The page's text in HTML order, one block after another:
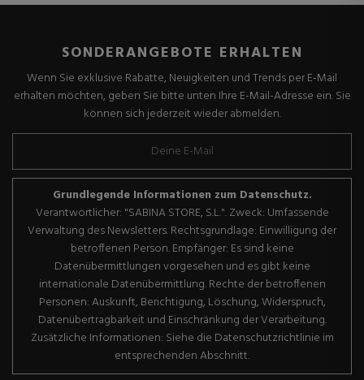
SONDERANGEBOTE ERHALTEN
Wenn Sie exklusive Rabatte, Neuigkeiten und Trends per E-Mail
erhalten möchten, geben Sie bitte unten Ihre E-Mail-Adresse ein. Sie
können sich jederzeit wieder abmelden.
Grundlegende Informationen zum Datenschutz.
Verantwortlicher: "SABINA STORE, S.L.". Zweck: Umfassende
Verwaltung des Newsletters. Rechtsgrundlage: Einwilligung der
betroffenen Person. Empfänger: Es sind keine
Datenübermittlungen vorgesehen und es gibt keine
internationale Datenübermittlung. Rechte der betroffenen
Personen: Auskunft, Berichtigung, Löschung, Widerspruch,
Datenübertragbarkeit und Einschränkung der Verarbeitung.
Zusätzliche Informationen: Siehe die Datenschutzrichtlinie im
entsprechenden Abschnitt.